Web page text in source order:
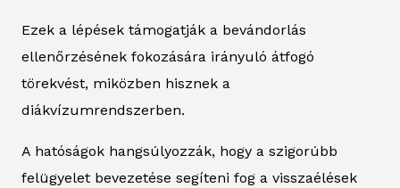
Ezek a lépések támogatják a bevándorlás
ellenőrzésének fokozására irányuló átfogó
törekvést, miközben hisznek a
diákvízumrendszerben.
A hatóságok hangsúlyozzák, hogy a szigorúbb
felügyelet bevezetése segíteni fog a visszaélések